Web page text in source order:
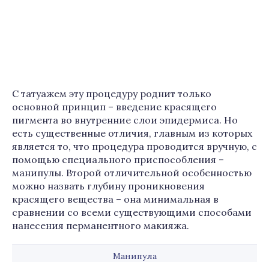
С татуажем эту процедуру роднит только
основной принцип – введение красящего
пигмента во внутренние слои эпидермиса. Но
есть существенные отличия, главным из которых
является то, что процедура проводится вручную, с
помощью специального приспособления –
манипулы. Второй отличительной особенностью
можно назвать глубину проникновения
красящего вещества – она минимальная в
сравнении со всеми существующими способами
нанесения перманентного макияжа.
Манипула